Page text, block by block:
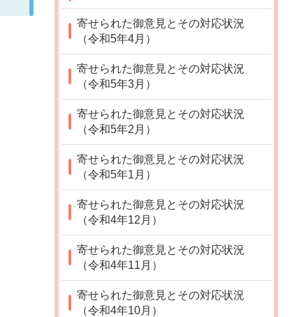
寄せられた御意見とその対応状況
（令和5年4月）
寄せられた御意見とその対応状況
（令和5年3月）
寄せられた御意見とその対応状況
（令和5年2月）
寄せられた御意見とその対応状況
（令和5年1月）
寄せられた御意見とその対応状況
（令和4年12月）
寄せられた御意見とその対応状況
（令和4年11月）
寄せられた御意見とその対応状況
（令和4年10月）